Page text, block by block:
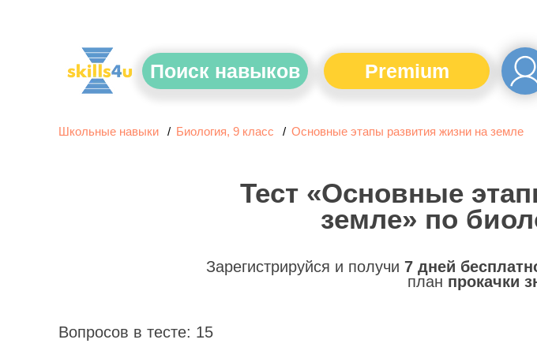
Поиск навыков Premium
Школьные навыки Биология, 9 класс Основные этапы развития жизни на земле
Тест «Основные
земле» по
Зарегистрируйся и получи 7 дней
план прокачки
Вопросов в тесте: 15